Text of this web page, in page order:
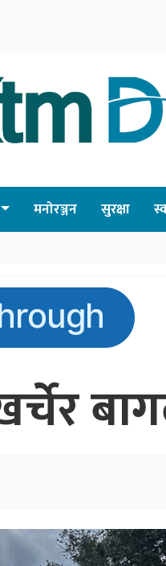
मनोरञ्जन सुरक्षा